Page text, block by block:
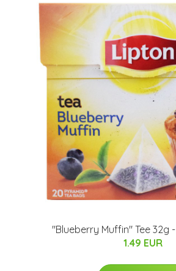
"Blueberry Muffin" Tee 32g
1.49 EUR